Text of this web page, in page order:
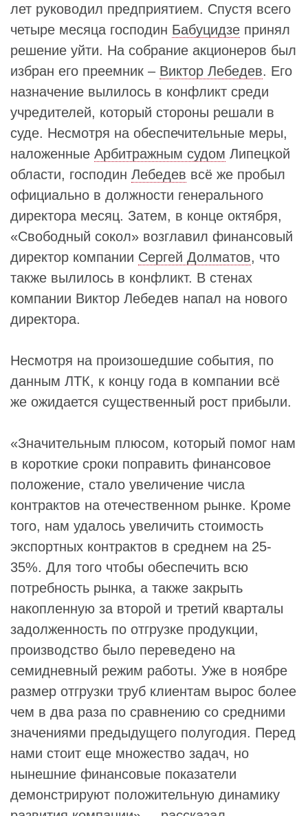
лет руководил предприятием. Спустя всего
четыре месяца господин Бабуцидзе принял
решение уйти. На собрание акционеров был
избран его преемник – Виктор Лебедев. Его
назначение вылилось в конфликт среди
учредителей, который стороны решали в
суде. Несмотря на обеспечительные меры,
наложенные Арбитражным судом Липецкой
области, господин Лебедев всё же пробыл
официально в должности генерального
директора месяц. Затем, в конце октября,
«Свободный сокол» возглавил финансовый
директор компании Сергей Долматов, что
также вылилось в конфликт. В стенах
компании Виктор Лебедев напал на нового
директора.
Несмотря на произошедшие события, по
данным ЛТК, к концу года в компании всё
же ожидается существенный рост прибыли.
«Значительным плюсом, который помог нам
в короткие сроки поправить финансовое
положение, стало увеличение числа
контрактов на отечественном рынке. Кроме
того, нам удалось увеличить стоимость
экспортных контрактов в среднем на 25-
35%. Для того чтобы обеспечить всю
потребность рынка, а также закрыть
накопленную за второй и третий кварталы
задолженность по отгрузке продукции,
производство было переведено на
семидневный режим работы. Уже в ноябре
размер отгрузки труб клиентам вырос более
чем в два раза по сравнению со средними
значениями предыдущего полугодия. Перед
нами стоит еще множество задач, но
нынешние финансовые показатели
демонстрируют положительную динамику